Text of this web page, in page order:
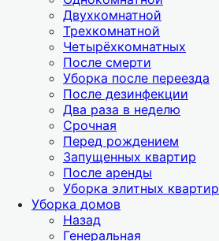
Двухкомнатной
Трехкомнатной
Четырёхкомнатных
После смерти
Уборка после переезда
После дезинфекции
Два раза в неделю
Срочная
Перед рождением
Запущенных квартир
После аренды
Уборка элитных квартир
Уборка домов
Назад
Генеральная